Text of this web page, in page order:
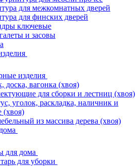
для межкомнатных дверей
для финских дверей
ключевые
и засовы
изделия
доска, вагонка (хвоя)
для сборки и лестниц (хвоя)
уголок, раскладка, наличник и
(хвоя)
из массива дерева (хвоя)
для дома
для уборки